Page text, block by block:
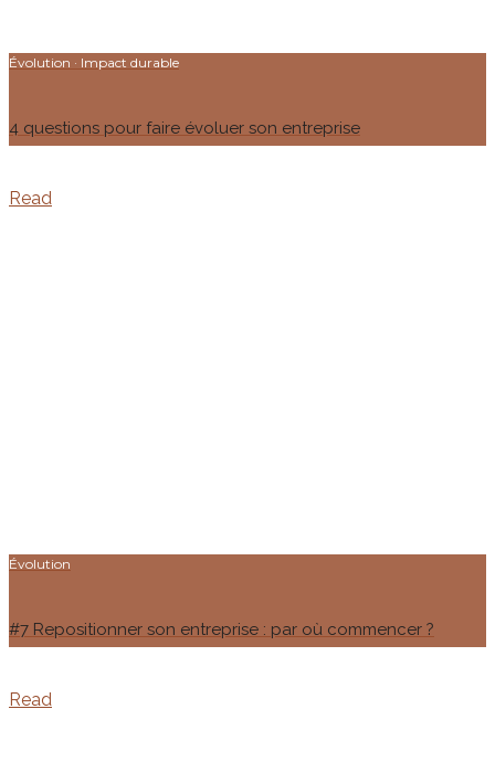
Évolution · Impact durable
4 questions pour faire évoluer son entreprise
Read
Évolution
#7 Repositionner son entreprise : par où commencer ?
Read